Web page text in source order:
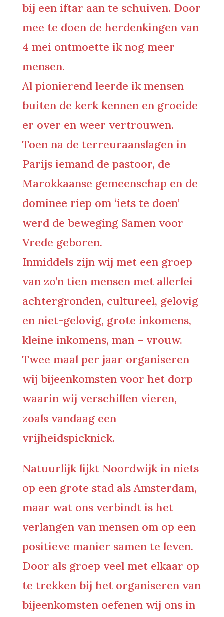
bij een iftar aan te schuiven. Door
mee te doen de herdenkingen van
4 mei ontmoette ik nog meer
mensen.
Al pionierend leerde ik mensen
buiten de kerk kennen en groeide
er over en weer vertrouwen.
Toen na de terreuraanslagen in
Parijs iemand de pastoor, de
Marokkaanse gemeenschap en de
dominee riep om ‘iets te doen’
werd de beweging Samen voor
Vrede geboren.
Inmiddels zijn wij met een groep
van zo’n tien mensen met allerlei
achtergronden, cultureel, gelovig
en niet-gelovig, grote inkomens,
kleine inkomens, man – vrouw.
Twee maal per jaar organiseren
wij bijeenkomsten voor het dorp
waarin wij verschillen vieren,
zoals vandaag een
vrijheidspicknick.
Natuurlijk lijkt Noordwijk in niets
op een grote stad als Amsterdam,
maar wat ons verbindt is het
verlangen van mensen om op een
positieve manier samen te leven.
Door als groep veel met elkaar op
te trekken bij het organiseren van
bijeenkomsten oefenen wij ons in